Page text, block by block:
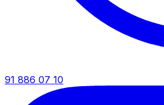
91 886 07 10